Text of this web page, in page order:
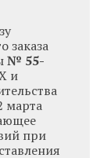
заказа
№ 55-
и
марта
при